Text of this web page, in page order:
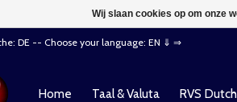
DE -- Choose your language: EN ⇓ ⇒
Home Taal & Valuta RVS
Wij slaan cookies op om onze